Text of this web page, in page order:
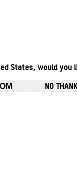
States, would
NO